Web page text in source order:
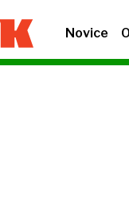
Novice